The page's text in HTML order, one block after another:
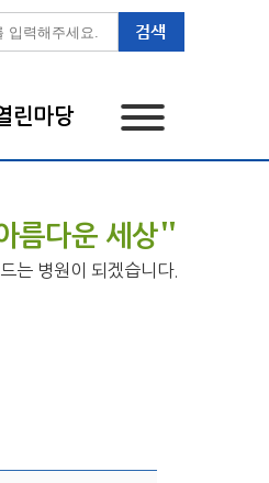
린마당
름다운 세상"
는 병원이 되겠습니다.